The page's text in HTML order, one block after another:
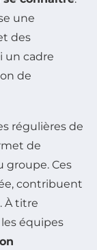
une
des
un cadre
de
régulières de
de
groupe. Ces
contribuent
À titre
équipes